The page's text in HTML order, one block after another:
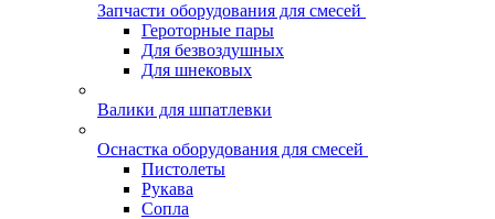
Запчасти оборудования для смесей
Героторные пары
Для безвоздушных
Для шнековых
Валики для шпатлевки
Оснастка оборудования для смесей
Пистолеты
Рукава
Сопла